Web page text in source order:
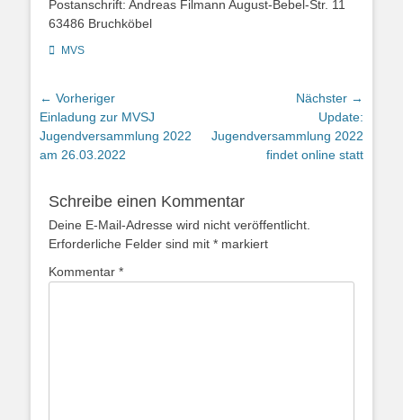
Postanschrift: Andreas Filmann August-Bebel-Str. 11
63486 Bruchköbel
Kategorien
MVS
Beitragsnavigation
← Vorheriger
Vorheriger
Beitrag:
Einladung zur MVSJ
Jugendversammlung 2022
am 26.03.2022
Nächster →
Beitrag:
Update:
Jugendversammlung 2022
findet online statt
Schreibe einen Kommentar
Deine E-Mail-Adresse wird nicht veröffentlicht.
Erforderliche Felder sind mit * markiert
Kommentar *